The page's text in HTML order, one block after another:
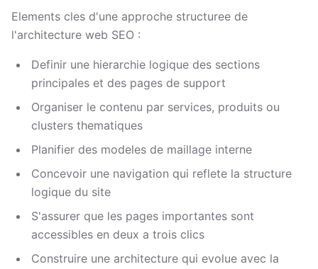
Elements cles d'une approche structuree de
l'architecture web SEO :
Definir une hierarchie logique des sections
principales et des pages de support
Organiser le contenu par services, produits ou
clusters thematiques
Planifier des modeles de maillage interne
Concevoir une navigation qui reflete la structure
logique du site
S'assurer que les pages importantes sont
accessibles en deux a trois clics
Construire une architecture qui evolue avec la